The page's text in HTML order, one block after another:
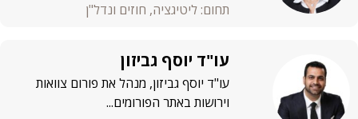
תחום: ליטיגציה, חוזים ונדל"ן
עו"ד יוסף גביזון
עו"ד יוסף גביזון, מנהל את פורום צוואות
וירושות באתר הפורומים...